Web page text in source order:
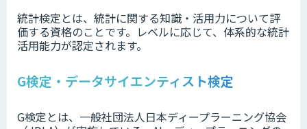
統計検定とは、統計に関する知識・活用力について評
価する資格のことです。レベルに応じて、体系的な統計
活用能力が認定されます。
G検定・データサイエンティスト検定
G検定とは、一般社団法人日本ディープラーニング協会